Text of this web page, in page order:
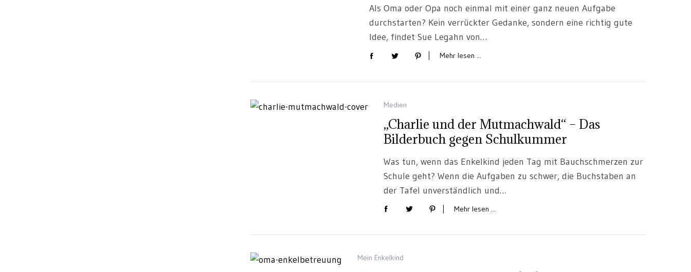
Als Oma oder Opa noch einmal mit einer ganz neuen Aufgabe
durchstarten? Kein verrückter Gedanke, sondern eine richtig gute
Idee, findet Sue Legahn von…
Mehr lesen ...
Medien
„Charlie und der Mutmachwald“ – Das
Bilderbuch gegen Schulkummer
Was tun, wenn das Enkelkind jeden Tag mit Bauchschmerzen zur
Schule geht? Wenn die Aufgaben zu schwer, die Buchstaben an
der Tafel unverständlich und…
Mehr lesen ...
Mein Enkelkind